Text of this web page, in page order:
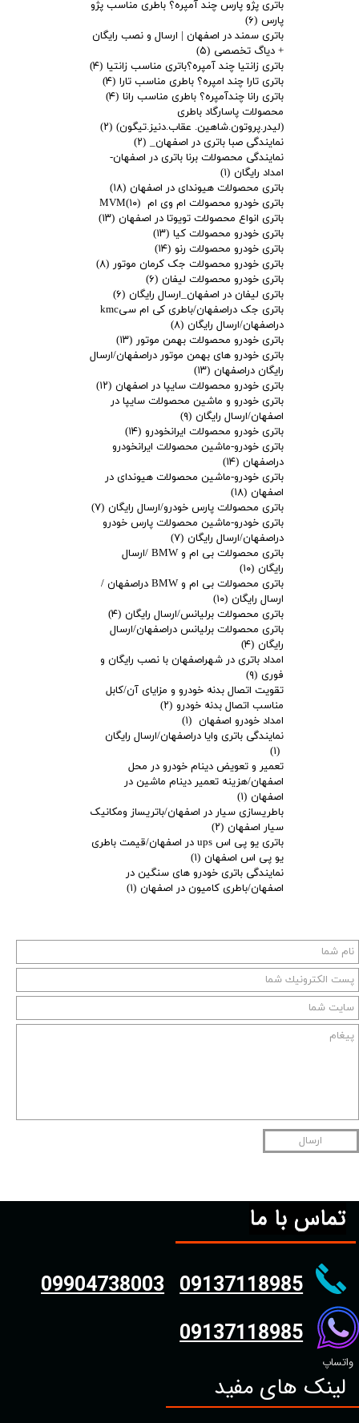
ارسال
باتری پژو پارس چند آمپره؟ باطری مناسب پژو
پارس (۶)
باتری سمند در اصفهان | ارسال و نصب رایگان
+ دیاگ تخصصی (۵)
باتری زانتیا چند آمپره؟باتری مناسب زانتیا (۴)
باتری تارا چند امپره؟ باطری مناسب تارا (۴)
باتری رانا چندآمپره؟ باطری مناسب رانا (۴)
محصولات پاسارگاد باطری
(لیدر.پروتون.شاهین. عقاب.دنیز.تیگون) (۲)
نمایندگی صبا باتری در اصفهان_ (۲)
نمایندگی محصولات برنا باتری در اصفهان-
امداد رایگان (۱)
باتری محصولات هیوندای در اصفهان (۱۸)
باتری خودرو محصولات ام وی ام MVM (۱۰)
باتری انواع محصولات تویوتا در اصفهان (۱۳)
باتری خودرو محصولات کیا (۱۳)
باتری خودرو محصولات رنو (۱۴)
باتری خودرو محصولات جک کرمان موتور (۸)
باتری خودرو محصولات لیفان (۶)
باتری لیفان در اصفهان_ارسال رایگان (۶)
باتری جک دراصفهان/باطری کی ام سیkmc
دراصفهان/ارسال رایگان (۸)
باتری خودرو محصولات بهمن موتور (۱۳)
باتری خودرو های بهمن موتور دراصفهان/ارسال
رایگان دراصفهان (۱۳)
باتری خودرو محصولات سایپا در اصفهان (۱۲)
باتری خودرو و ماشین محصولات سایپا در
اصفهان/ارسال رایگان (۹)
باتری خودرو محصولات ایرانخودرو (۱۴)
باتری خودرو-ماشین محصولات ایرانخودرو
دراصفهان (۱۴)
باتری خودرو-ماشین محصولات هیوندای در
اصفهان (۱۸)
باتری محصولات پارس خودرو/ارسال رایگان (۷)
باتری خودرو-ماشین محصولات پارس خودرو
دراصفهان/ارسال رایگان (۷)
باتری محصولات بی ام و BMW /ارسال
رایگان (۱۰)
باتری محصولات بی ام و BMW دراصفهان /
ارسال رایگان (۱۰)
باتری محصولات برلیانس/ارسال رایگان (۴)
باتری محصولات برلیانس دراصفهان/ارسال
رایگان (۴)
امداد باتری در شهراصفهان با نصب رایگان و
فوری (۹)
تقویت اتصال بدنه خودرو و مزایای آن/کابل
مناسب اتصال بدنه خودرو (۲)
امداد خودرو اصفهان (۱)
نمایندگی باتری وایا دراصفهان/ارسال رایگان
(۱)
تعمیر و تعویض دینام خودرو در محل
اصفهان/هزینه تعمیر دینام ماشین در
اصفهان (۱)
باطریسازی سیار در اصفهان/باتریساز ومکانیک
سیار اصفهان (۲)
باتری یو پی اس ups در اصفهان/قیمت باطری
یو پی اس اصفهان (۱)
نمایندگی باتری خودرو های سنگین در
اصفهان/باطری کامیون در اصفهان (۱)
تماس با ما
واتساپ
09904738003 09137118985
09137118985
لینک های مفید